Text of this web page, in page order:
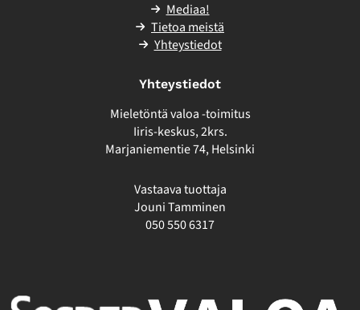
Mediaa!
Tietoa meistä
Yhteystiedot
Yhteystiedot
Mieletöntä valoa -toimitus
Iiris-keskus, 2krs.
Marjaniementie 74, Helsinki
Vastaava tuottaja
Jouni Tamminen
050 550 6317